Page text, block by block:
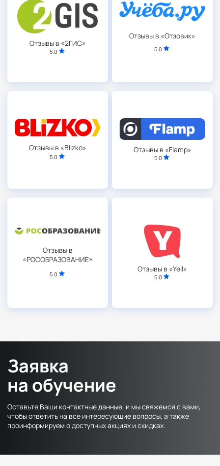
Отзывы в «2ГИС»
5.0
Отзывы в «Отзовик»
5.0
Отзывы в «Blizko»
5.0
Отзывы в «Flamp»
5.0
Отзывы в
«РОСОБРАЗОВАНИЕ»
5.0
Отзывы в «Yell»
5.0
Заявка
на обучение
Оставьте Ваши контактные данные, и мы свяжемся с вами,
чтобы ответить на все интересующие вопросы, а также
проинформируем о доступных акциях и скидках.